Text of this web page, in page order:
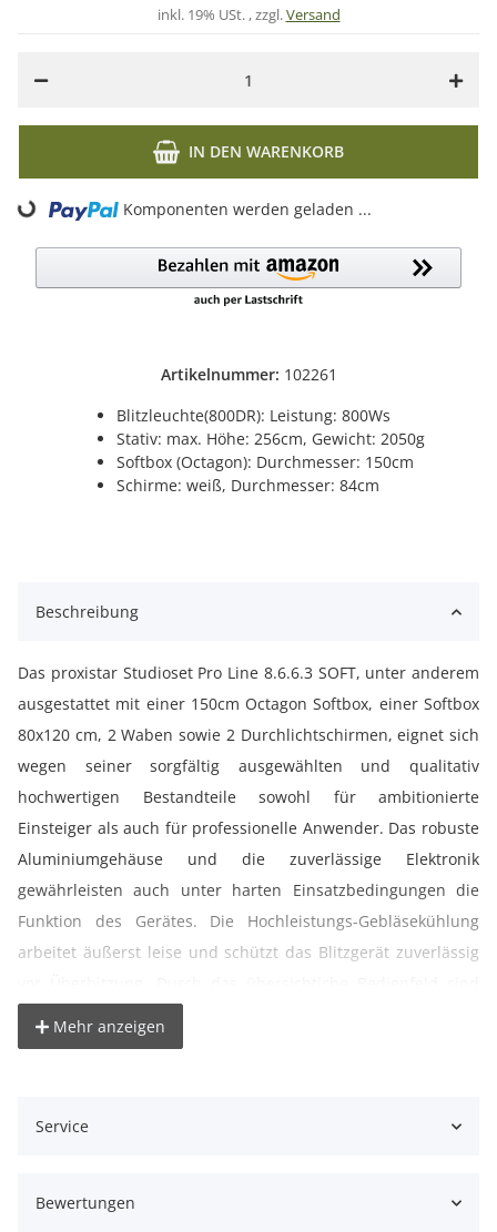
Artikelnummer: 102261
Blitzleuchte(800DR): Leistung: 800Ws
Stativ: max. Höhe: 256cm, Gewicht: 2050g
Softbox (Octagon): Durchmesser: 150cm
Schirme: weiß, Durchmesser: 84cm
inkl. 19% USt. , zzgl.Versand
IN DEN WARENKORB
Loading... Komponenten werden geladen ...
Beschreibung
Das proxistar Studioset Pro Line 8.6.6.3 SOFT, unter anderem
ausgestattet mit einer 150cm Octagon Softbox, einer Softbox
80x120 cm, 2 Waben sowie 2 Durchlichtschirmen, eignet sich
wegen seiner sorgfältig ausgewählten und qualitativ
hochwertigen Bestandteile sowohl für ambitionierte
Einsteiger als auch für professionelle Anwender. Das robuste
Aluminiumgehäuse und die zuverlässige Elektronik
gewährleisten auch unter harten Einsatzbedingungen die
Funktion des Gerätes. Die Hochleistungs-Gebläsekühlung
arbeitet äußerst leise und schützt das Blitzgerät zuverlässig
den jeweiligen Anforderungen anpassen. Blitzleistung und
beiliegenden Synchronkabel oder einem optional erhältlichen
Fotozelle können deaktiviert werden. Das Studioset enthält
Mehr anzeigen
Service
Bewertungen